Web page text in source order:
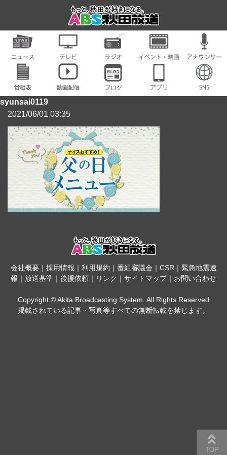
syunsai0119
2021/06/01 03:35
会社概要｜ 採用情報 ｜ 利用規約 ｜ 番組審議会 ｜ CSR｜ 緊急地震速
報 ｜ 放送基準 ｜ 後援依頼 ｜ リンク ｜ サイトマップ｜ お問い合わせ
Copyright © Akita Broadcasting System. All Rights Reserved
掲載されている記事・写真等すべての無断転載を禁じます。